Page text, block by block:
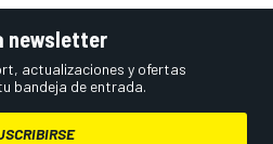
newsletter
actualizaciones y ofertas
bandeja de entrada.